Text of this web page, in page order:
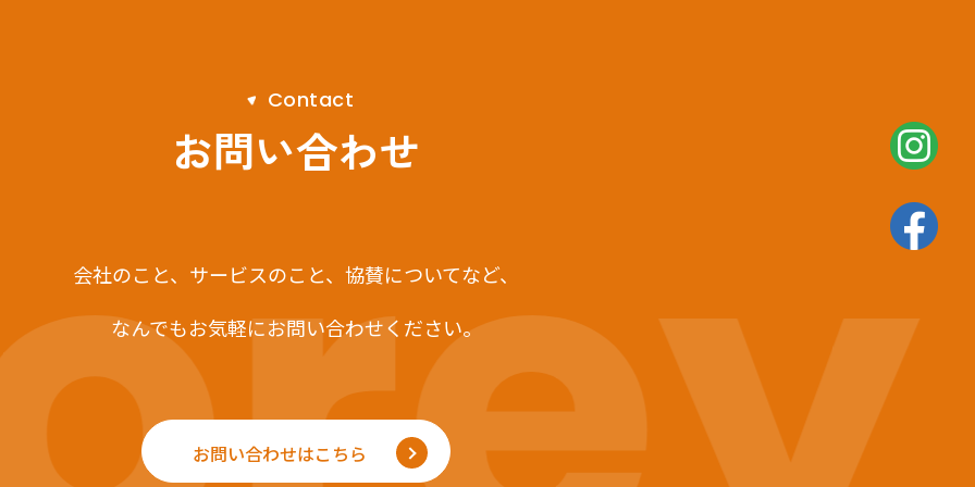
Contact
お問い合わせ
会社のこと、サービスのこと、 協賛についてなど、
なんでもお気軽にお問い合わせください。
お問い合わせはこちら